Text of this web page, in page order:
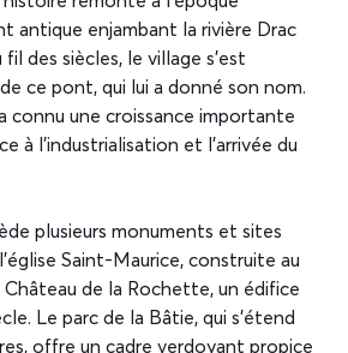
antique enjambant la rivière Drac
des siècles, le village s’est
ce pont, qui lui a donné son nom.
connu une croissance importante
à l’industrialisation et l’arrivée du
plusieurs monuments et sites
Saint-Maurice, construite au
de la Rochette, un édifice
Le parc de la Bâtie, qui s’étend
offre un cadre verdoyant propice